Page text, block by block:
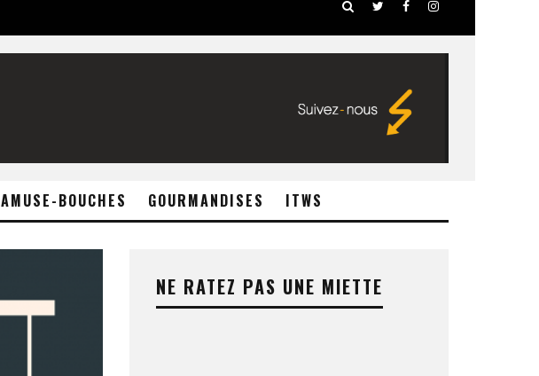
AMUSE-BOUCHES GOURMANDISES ITWS
NE RATEZ PAS UNE MIETTE